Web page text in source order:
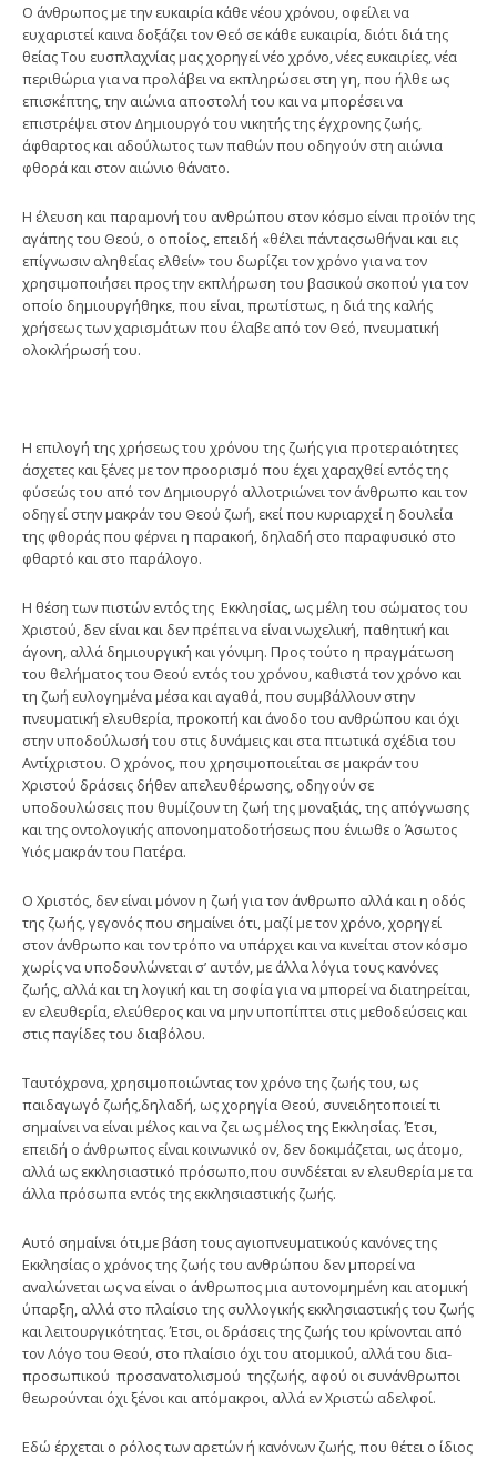
Ο άνθρωπος με την ευκαιρία κάθε νέου χρόνου, οφείλει να
ευχαριστεί καινα δοξάζει τον Θεό σε κάθε ευκαιρία, διότι διά της
θείας Του ευσπλαχνίας μας χορηγεί νέο χρόνο, νέες ευκαιρίες, νέα
περιθώρια για να προλάβει να εκπληρώσει στη γη, που ήλθε ως
επισκέπτης, την αιώνια αποστολή του και να μπορέσει να
επιστρέψει στον Δημιουργό του νικητής της έγχρονης ζωής,
άφθαρτος και αδούλωτος των παθών που οδηγούν στη αιώνια
φθορά και στον αιώνιο θάνατο.
Η έλευση και παραμονή του ανθρώπου στον κόσμο είναι προϊόν της
αγάπης του Θεού, ο οποίος, επειδή «θέλει πάνταςσωθήναι και εις
επίγνωσιν αληθείας ελθείν» του δωρίζει τον χρόνο για να τον
χρησιμοποιήσει προς την εκπλήρωση του βασικού σκοπού για τον
οποίο δημιουργήθηκε, που είναι, πρωτίστως, η διά της καλής
χρήσεως των χαρισμάτων που έλαβε από τον Θεό, πνευματική
ολοκλήρωσή του.
Η επιλογή της χρήσεως του χρόνου της ζωής για προτεραιότητες
άσχετες και ξένες με τον προορισμό που έχει χαραχθεί εντός της
φύσεώς του από τον Δημιουργό αλλοτριώνει τον άνθρωπο και τον
οδηγεί στην μακράν του Θεού ζωή, εκεί που κυριαρχεί η δουλεία
της φθοράς που φέρνει η παρακοή, δηλαδή στο παραφυσικό στο
φθαρτό και στο παράλογο.
Η θέση των πιστών εντός της Εκκλησίας, ως μέλη του σώματος του
Χριστού, δεν είναι και δεν πρέπει να είναι νωχελική, παθητική και
άγονη, αλλά δημιουργική και γόνιμη. Προς τούτο η πραγμάτωση
του θελήματος του Θεού εντός του χρόνου, καθιστά τον χρόνο και
τη ζωή ευλογημένα μέσα και αγαθά, που συμβάλλουν στην
πνευματική ελευθερία, προκοπή και άνοδο του ανθρώπου και όχι
στην υποδούλωσή του στις δυνάμεις και στα πτωτικά σχέδια του
Αντίχριστου. Ο χρόνος, που χρησιμοποιείται σε μακράν του
Χριστού δράσεις δήθεν απελευθέρωσης, οδηγούν σε
υποδουλώσεις που θυμίζουν τη ζωή της μοναξιάς, της απόγνωσης
και της οντολογικής απονοηματοδοτήσεως που ένιωθε ο Άσωτος
Υιός μακράν του Πατέρα.
Ο Χριστός, δεν είναι μόνον η ζωή για τον άνθρωπο αλλά και η οδός
της ζωής, γεγονός που σημαίνει ότι, μαζί με τον χρόνο, χορηγεί
στον άνθρωπο και τον τρόπο να υπάρχει και να κινείται στον κόσμο
χωρίς να υποδουλώνεται σ’ αυτόν, με άλλα λόγια τους κανόνες
ζωής, αλλά και τη λογική και τη σοφία για να μπορεί να διατηρείται,
εν ελευθερία, ελεύθερος και να μην υποπίπτει στις μεθοδεύσεις και
στις παγίδες του διαβόλου.
Ταυτόχρονα, χρησιμοποιώντας τον χρόνο της ζωής του, ως
παιδαγωγό ζωής,δηλαδή, ως χορηγία Θεού, συνειδητοποιεί τι
σημαίνει να είναι μέλος και να ζει ως μέλος της Εκκλησίας. Έτσι,
επειδή ο άνθρωπος είναι κοινωνικό ον, δεν δοκιμάζεται, ως άτομο,
αλλά ως εκκλησιαστικό πρόσωπο,που συνδέεται εν ελευθερία με τα
άλλα πρόσωπα εντός της εκκλησιαστικής ζωής.
Αυτό σημαίνει ότι,με βάση τους αγιοπνευματικούς κανόνες της
Εκκλησίας ο χρόνος της ζωής του ανθρώπου δεν μπορεί να
αναλώνεται ως να είναι ο άνθρωπος μια αυτονομημένη και ατομική
ύπαρξη, αλλά στο πλαίσιο της συλλογικής εκκλησιαστικής του ζωής
και λειτουργικότητας. Έτσι, οι δράσεις της ζωής του κρίνονται από
τον Λόγο του Θεού, στο πλαίσιο όχι του ατομικού, αλλά του δια-
προσωπικού προσανατολισμού τηςζωής, αφού οι συνάνθρωποι
θεωρούνται όχι ξένοι και απόμακροι, αλλά εν Χριστώ αδελφοί.
Εδώ έρχεται ο ρόλος των αρετών ή κανόνων ζωής, που θέτει ο ίδιος